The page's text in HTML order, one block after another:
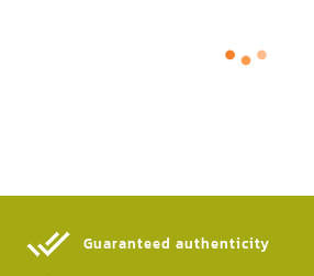
Guaranteed authenticity​